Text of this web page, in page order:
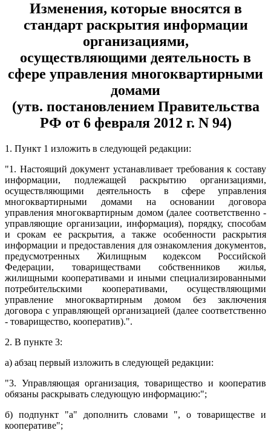
Изменения, которые вносятся в
стандарт раскрытия информации
организациями,
осуществляющими деятельность в
сфере управления многоквартирными
домами
(утв. постановлением Правительства
РФ от 6 февраля 2012 г. N 94)
1. Пункт 1 изложить в следующей редакции:
"1. Настоящий документ устанавливает требования к составу
информации, подлежащей раскрытию организациями,
осуществляющими деятельность в сфере управления
многоквартирными домами на основании договора
управления многоквартирным домом (далее соответственно -
управляющие организации, информация), порядку, способам
и срокам ее раскрытия, а также особенности раскрытия
информации и предоставления для ознакомления документов,
предусмотренных Жилищным кодексом Российской
Федерации, товариществами собственников жилья,
жилищными кооперативами и иными специализированными
потребительскими кооперативами, осуществляющими
управление многоквартирным домом без заключения
договора с управляющей организацией (далее соответственно
- товарищество, кооператив).".
2. В пункте 3:
а) абзац первый изложить в следующей редакции:
"3. Управляющая организация, товарищество и кооператив
обязаны раскрывать следующую информацию:";
б) подпункт "а" дополнить словами ", о товариществе и
кооперативе";